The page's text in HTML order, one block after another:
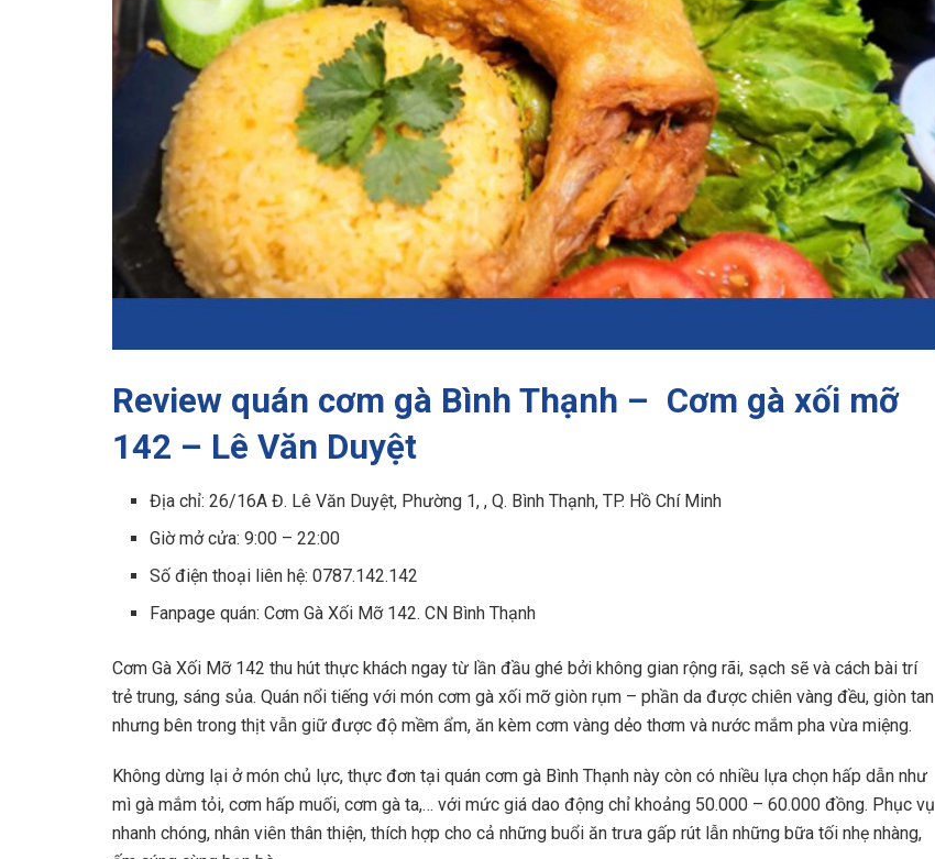
Review quán cơm gà Bình Thạnh – Cơm gà xối mỡ
142 – Lê Văn Duyệt
Địa chỉ: 26/16A Đ. Lê Văn Duyệt, Phường 1, , Q. Bình Thạnh, TP. Hồ Chí Minh
Giờ mở cửa: 9:00 – 22:00
Số điện thoại liên hệ: 0787.142.142
Fanpage quán: Cơm Gà Xối Mỡ 142. CN Bình Thạnh
Cơm Gà Xối Mỡ 142 thu hút thực khách ngay từ lần đầu ghé bởi không gian rộng rãi, sạch sẽ và cách bài trí
trẻ trung, sáng sủa. Quán nổi tiếng với món cơm gà xối mỡ giòn rụm – phần da được chiên vàng đều, giòn tan
nhưng bên trong thịt vẫn giữ được độ mềm ẩm, ăn kèm cơm vàng dẻo thơm và nước mắm pha vừa miệng.
Không dừng lại ở món chủ lực, thực đơn tại quán cơm gà Bình Thạnh này còn có nhiều lựa chọn hấp dẫn như
mì gà mắm tỏi, cơm hấp muối, cơm gà ta,… với mức giá dao động chỉ khoảng 50.000 – 60.000 đồng. Phục vụ
nhanh chóng, nhân viên thân thiện, thích hợp cho cả những buổi ăn trưa gấp rút lẫn những bữa tối nhẹ nhàng,